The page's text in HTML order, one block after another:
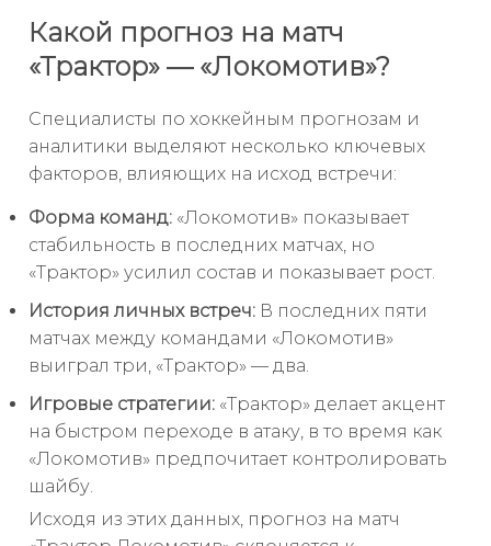
Какой прогноз на матч
«Трактор» — «Локомотив»?
Специалисты по хоккейным прогнозам и
аналитики выделяют несколько ключевых
факторов, влияющих на исход встречи:
Форма команд: «Локомотив» показывает
стабильность в последних матчах, но
«Трактор» усилил состав и показывает рост.
История личных встреч: В последних пяти
матчах между командами «Локомотив»
выиграл три, «Трактор» — два.
Игровые стратегии: «Трактор» делает акцент
на быстром переходе в атаку, в то время как
«Локомотив» предпочитает контролировать
шайбу.
Исходя из этих данных, прогноз на матч